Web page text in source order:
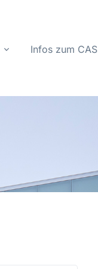
Infos zum CAS